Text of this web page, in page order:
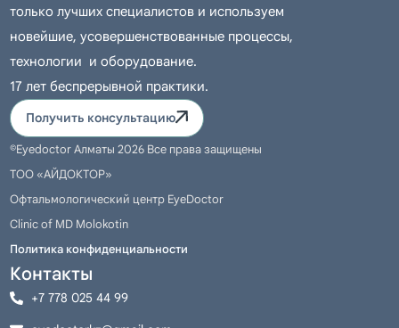
только лучших специалистов и используем
новейшие, усовершенствованные процессы,
технологии и оборудование.
17 лет беспрерывной практики.
Получить консультацию
©Eyedoctor Алматы 2026 Все права защищены
ТОО «АЙДОКТОР»
Офтальмологический центр EyeDoctor
Clinic of MD Molokotin
Политика конфиденциальности
Контакты
+7 778 025 44 99